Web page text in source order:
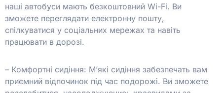
наші автобуси мають безкоштовний Wi-Fi. Ви
зможете переглядати електронну пошту,
спілкуватися у соціальних мережах та навіть
працювати в дорозі.
– Комфортні сидіння: М’які сидіння забезпечать вам
приємний відпочинок під час подорожі. Ви зможете